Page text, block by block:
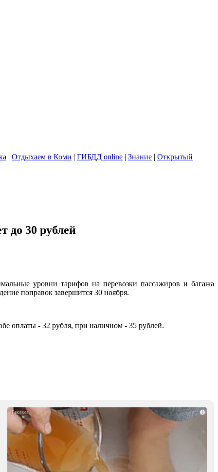
| Отдыхаем в Коми | ГИБДД online | Знание | Открытый
до 30 рублей
уровни тарифов на перевозки пассажиров и багажа
поправок завершится 30 ноября.
оплаты - 32 рубля, при наличном - 35 рублей.
i